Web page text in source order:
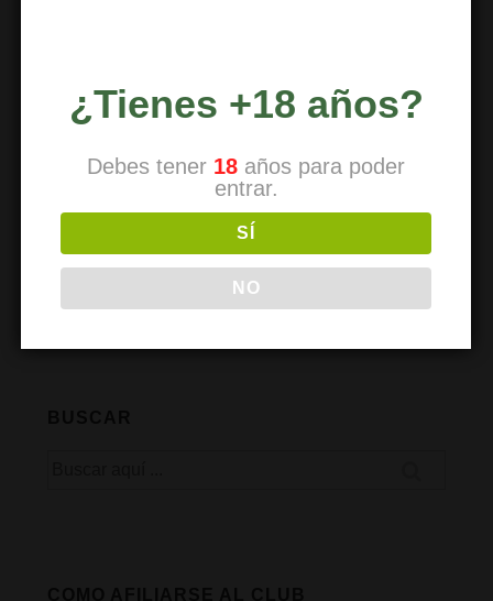
Recibir un correo electrónico con
cada nueva entrada.
¿Tienes +18 años?
Debes tener 18 años para poder
entrar.
SÍ
NO